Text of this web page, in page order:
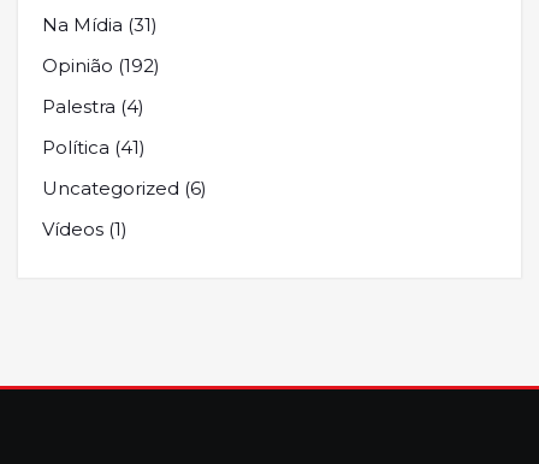
Na Mídia (31)
Opinião (192)
Palestra (4)
Política (41)
Uncategorized (6)
Vídeos (1)